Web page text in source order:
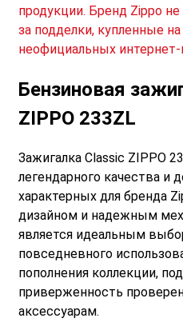
продукции. Бренд Zippo
за подделки, купленные
неофициальных интернет-
Бензиновая
ZIPPO 233ZL
Зажигалка Classic ZIPPO
легендарного качества и
характерных для бренда
дизайном и надежным
является идеальным
повседневного
пополнения коллекции,
приверженность
аксессуарам.